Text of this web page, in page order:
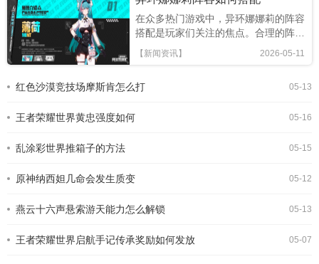
在众多热门游戏中，异环娜娜莉的阵容
搭配是玩家们关注的焦点。合理的阵容
搭配能让玩家在游戏中发挥出更强的实
力，取得更好的成绩。核心角色选择娜
有独特的技能机制，能为团队提供多种
2026-05-11
【新闻资讯】
05-13
红色沙漠竞技场摩斯肯怎么打
05-16
王者荣耀世界黄忠强度如何
05-15
乱涂彩世界推箱子的方法
05-12
原神纳西妲几命会发生质变
05-13
燕云十六声悬索游天能力怎么解锁
05-07
王者荣耀世界启航手记传承奖励如何发放